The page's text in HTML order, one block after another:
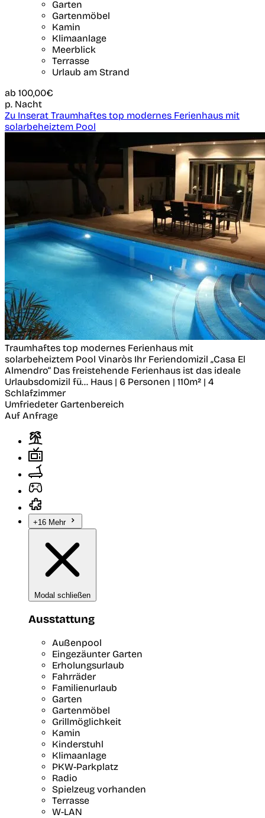
Garten
Gartenmöbel
Kamin
Klimaanlage
Meerblick
Terrasse
Urlaub am Strand
ab 100,00€
p. Nacht
Zu Inserat Traumhaftes top modernes Ferienhaus mit
solarbeheiztem Pool
Traumhaftes top modernes Ferienhaus mit
solarbeheiztem Pool Vinaròs Ihr Feriendomizil „Casa El
Almendro“ Das freistehende Ferienhaus ist das ideale
Urlaubsdomizil fü... Haus | 6 Personen | 110m² | 4
Schlafzimmer
Umfriedeter Gartenbereich
Auf Anfrage
+16 Mehr
Modal schließen
Ausstattung
Außenpool
Eingezäunter Garten
Erholungsurlaub
Fahrräder
Familienurlaub
Garten
Gartenmöbel
Grillmöglichkeit
Kamin
Kinderstuhl
Klimaanlage
PKW-Parkplatz
Radio
Spielzeug vorhanden
Terrasse
W-LAN